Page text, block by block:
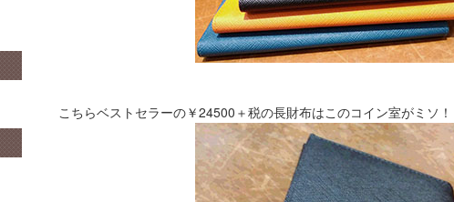
こちらベストセラーの￥24500＋税の長財布はこのコイン室がミソ